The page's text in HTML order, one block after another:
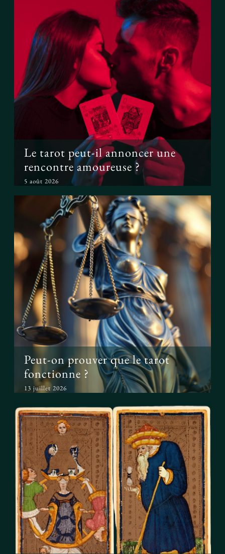
Le tarot peut-il annoncer une
rencontre amoureuse ?
Le tarot peut-il annoncer une
rencontre amoureuse ?
5 août 2026
Peut-on prouver que le tarot
fonctionne ?
Peut-on prouver que le tarot
fonctionne ?
13 juillet 2026
Le tarot avant l’ésotérisme : un
simple jeu ?